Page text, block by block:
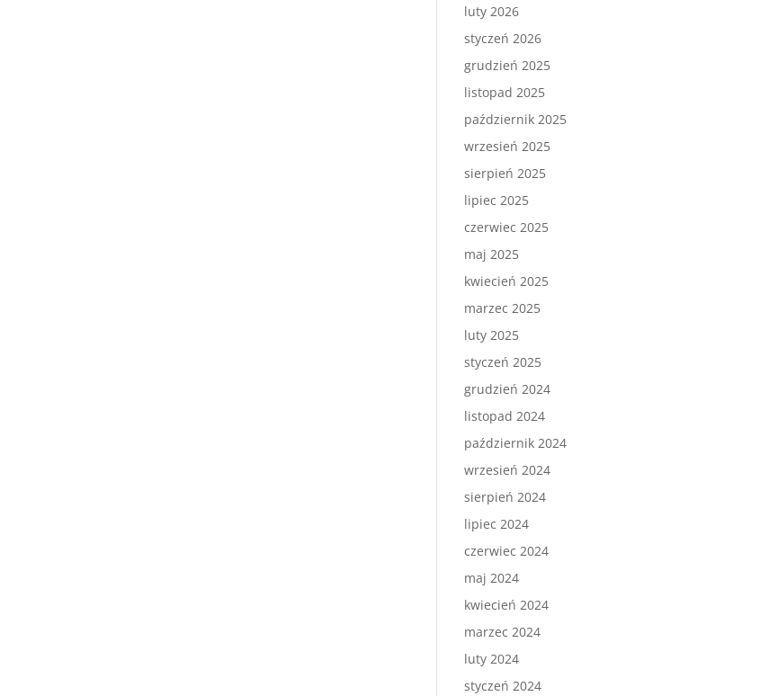
luty 2026
styczeń 2026
grudzień 2025
listopad 2025
październik 2025
wrzesień 2025
sierpień 2025
lipiec 2025
czerwiec 2025
maj 2025
kwiecień 2025
marzec 2025
luty 2025
styczeń 2025
grudzień 2024
listopad 2024
październik 2024
wrzesień 2024
sierpień 2024
lipiec 2024
czerwiec 2024
maj 2024
kwiecień 2024
marzec 2024
luty 2024
styczeń 2024